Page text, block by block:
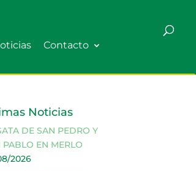
Contacto
Noticias
DE SAN PEDRO Y
PABLO EN MERLO
2026